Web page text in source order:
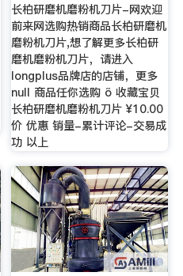
长柏研磨机磨粉机刀片-网欢迎
前来网选购热销商品长柏研磨机
磨粉机刀片,想了解更多长柏研
磨机磨粉机刀片，请进入
longplus品牌店的店铺，更多
null 商品任你选购 ő 收藏宝贝
长柏研磨机磨粉机刀片 ¥10.00
价 优惠 销量-累计评论-交易成
功 以上